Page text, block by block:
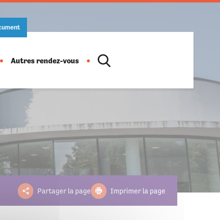
Location de salles
Action culturelle
Informations pratiques
Ludothèque
Horaires
Autres rendez-vous
Salon des artistes
Fête de la musique
Partager la page Imprimer la page